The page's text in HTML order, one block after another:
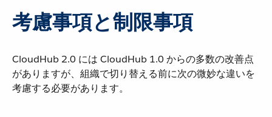
考慮事項と制限事項
CloudHub 2.0 には CloudHub 1.0 からの多数の改善点
がありますが、組織で切り替える前に次の微妙な違いを
考慮する必要があります。